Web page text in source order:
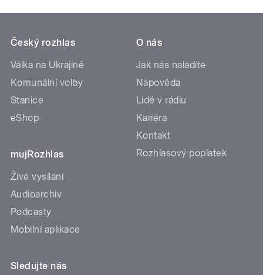
Český rozhlas
Válka na Ukrajině
Komunální volby
Stanice
eShop
mujRozhlas
Živé vysílání
Audioarchiv
Podcasty
Mobilní aplikace
O nás
Jak nás naladíte
Nápověda
Lidé v rádiu
Kariéra
Kontakt
Rozhlasový poplatek
Sledujte nás